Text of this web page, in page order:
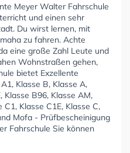
Meyer Walter Fahrschule
und einen sehr
Du wirst lernen, mit
zu fahren. Achte
eine große Zahl Leute und
Wohnstraßen gehen,
bietet Exzellente
Klasse B, Klasse A,
Klasse B96, Klasse AM,
Klasse C1E, Klasse C,
Mofa - Prüfbescheinigung
Fahrschule Sie können